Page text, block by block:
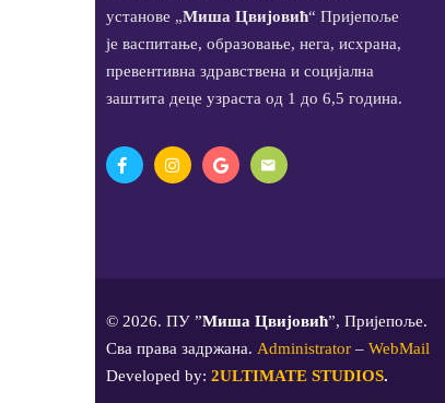
установе „Миша Цвијовић“ Пријепоље
је васпитање, образовање, нега, исхрана,
превентивна здравствена и социјална
заштита деце узраста од 1 до 6,5 година.
© 2026. ПУ ”Миша Цвијовић”, Пријепоље.
Сва права задржана. Administrator – WebMail
Developed by: 2ULTIMATE STUDIOS.